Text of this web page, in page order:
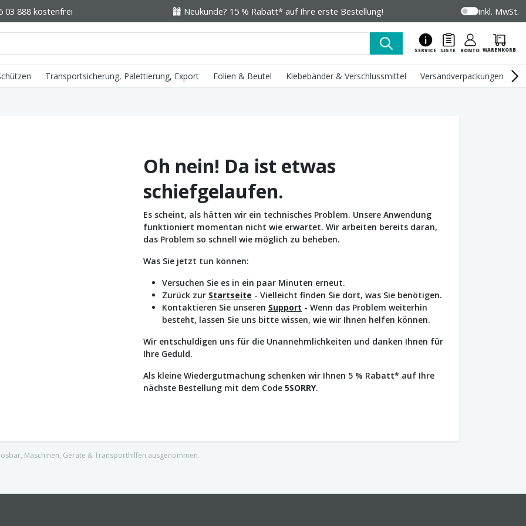
03 888 kostenfrei Neukunde? 15 % Rabatt* auf Ihre erste Bestellung! inkl. MwSt.
SERVICE LISTE KONTO WARENKORB
Transportsicherung, Palettierung, Export Folien & Beutel Klebebänder & Verschlussmittel Versandverpackungen
Oh nein! Da ist etwas
schiefgelaufen.
Es scheint, als hätten wir ein technisches Problem. Unsere Anwendung
funktioniert momentan nicht wie erwartet. Wir arbeiten bereits daran,
das Problem so schnell wie möglich zu beheben.
Was Sie jetzt tun können:
Versuchen Sie es in ein paar Minuten erneut.
Zurück zur Startseite - Vielleicht finden Sie dort, was Sie benötigen.
Kontaktieren Sie unseren Support - Wenn das Problem weiterhin
besteht, lassen Sie uns bitte wissen, wie wir Ihnen helfen können.
Wir entschuldigen uns für die Unannehmlichkeiten und danken Ihnen für
Ihre Geduld.
Als kleine Wiedergutmachung schenken wir Ihnen 5 % Rabatt* auf Ihre
nächste Bestellung mit dem Code 5SORRY.
Maschinen, Geräte & Transporthilfen ausgenommen.